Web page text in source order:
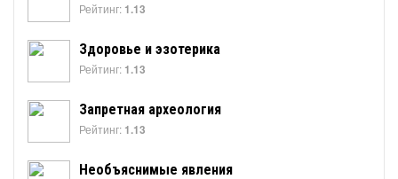
Рейтинг: 1.13
Здоровье и эзотерика
Рейтинг: 1.13
Запретная археология
Рейтинг: 1.13
Необъяснимые явления